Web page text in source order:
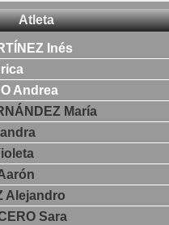
Atleta
Inés
Andrea
María
Alejandro
Sara